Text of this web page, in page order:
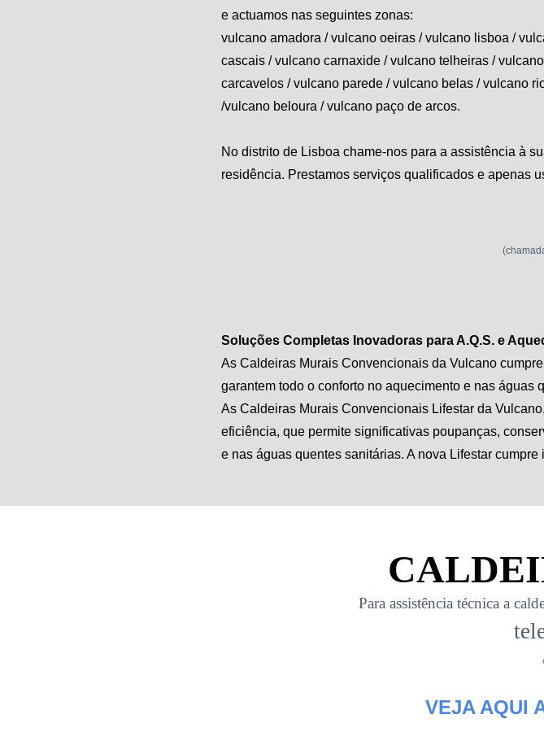
e actuamos nas seguintes zonas:
vulcano amadora / vulcano oeiras / vulcano lisboa /
cascais / vulcano carnaxide / vulcano telheiras / vulcano
carcavelos / vulcano parede / vulcano belas / vulcano
/vulcano beloura / vulcano paço de arcos.
No distrito de Lisboa chame-nos para a assistência à
residência. Prestamos serviços qualificados e apenas
Soluções Completas Inovadoras para A.Q.S. e
As Caldeiras Murais Convencionais da Vulcano
garantem todo o conforto no aquecimento e nas águas
As Caldeiras Murais Convencionais Lifestar da
eficiência, que permite significativas poupanças,
e nas águas quentes sanitárias. A nova Lifestar
Para assistência técnica a
VEJA AQUI